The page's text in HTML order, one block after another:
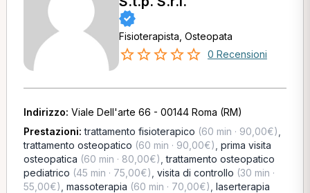
Fisioterapista, Osteopata
0 Recensioni
Indirizzo: Viale Dell'arte 66 - 00144 Roma (RM)
Prestazioni:trattamento fisioterapico (60 min · 90,00€)
trattamento osteopatico (60 min · 90,00€) prima visita
osteopatica (60 min · 80,00€) ,trattamento osteopatico
pediatrico (45 min · 75,00€) visita di controllo (30 min ·
55,00€) massoterapia (60 min · 70,00€) laserterapia